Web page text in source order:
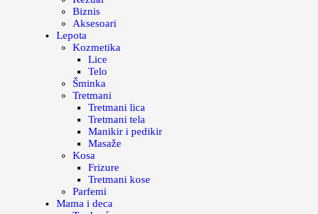
Biznis
Aksesoari
Lepota
Kozmetika
Lice
Telo
Šminka
Tretmani
Tretmani lica
Tretmani tela
Manikir i pedikir
Masaže
Kosa
Frizure
Tretmani kose
Parfemi
Mama i deca